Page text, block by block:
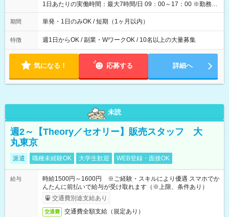
1日あたりの実働時間：最大7時間/日 09：00～17：00 ※勤務時
間は 試験により異なります。
期間 単発・1日のみOK / 短期（1ヶ月以内）
特徴 週1日からOK / 副業・WワークOK / 10名以上の大量募集
気になる！ 応募する 詳細へ
未読
週2～【Theory／セオリー】販売スタッフ 大
丸東京
派遣 職種未経験OK 大学生歓迎 WEB登録・面接OK
給与
時給1500円～1600円 ※ご経験・スキルにより優遇 スマホでか
んたんに前払いで給与が受け取れます（※上限、条件あり）
交通費別途支給あり
交通費 交通費全額支給（規定あり）